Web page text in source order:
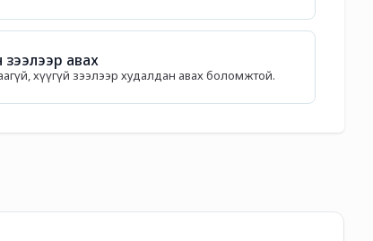
авах
хүүгүй зээлээр худалдан авах боломжтой.